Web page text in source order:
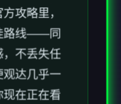
不丢失任
观达几乎一
现在正在看
出最佳路
供了允许犯